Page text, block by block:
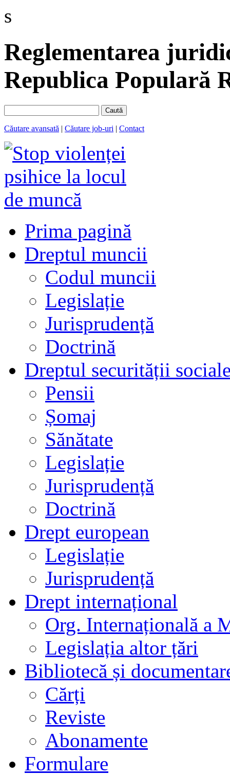
s
Reglementarea
Republica Populară
Caută
Căutare avansată | Căutare job-uri | Contact
Prima pagină
Dreptul muncii
Codul muncii
Legislație
Jurisprudență
Doctrină
Dreptul securității
Pensii
Șomaj
Sănătate
Legislație
Jurisprudență
Doctrină
Drept european
Legislație
Jurisprudență
Drept internațional
Org. Internațională a
Legislația altor țări
Bibliotecă și
Cărți
Reviste
Abonamente
Formulare